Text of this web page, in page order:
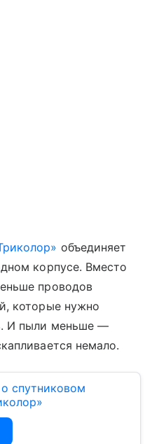
объединяет
корпусе. Вместо
проводов
которые нужно
И пыли меньше —
немало.
спутниковом